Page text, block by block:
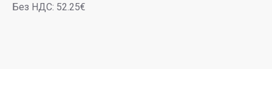
Без НДС: 52.25€